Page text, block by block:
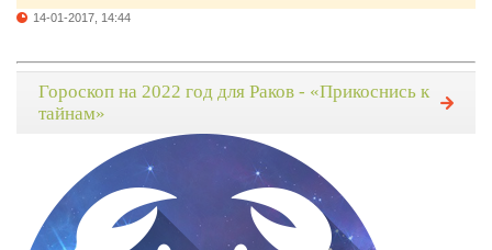
14-01-2017, 14:44
Гороскоп на 2022 год для Раков - «Прикоснись к
тайнам»